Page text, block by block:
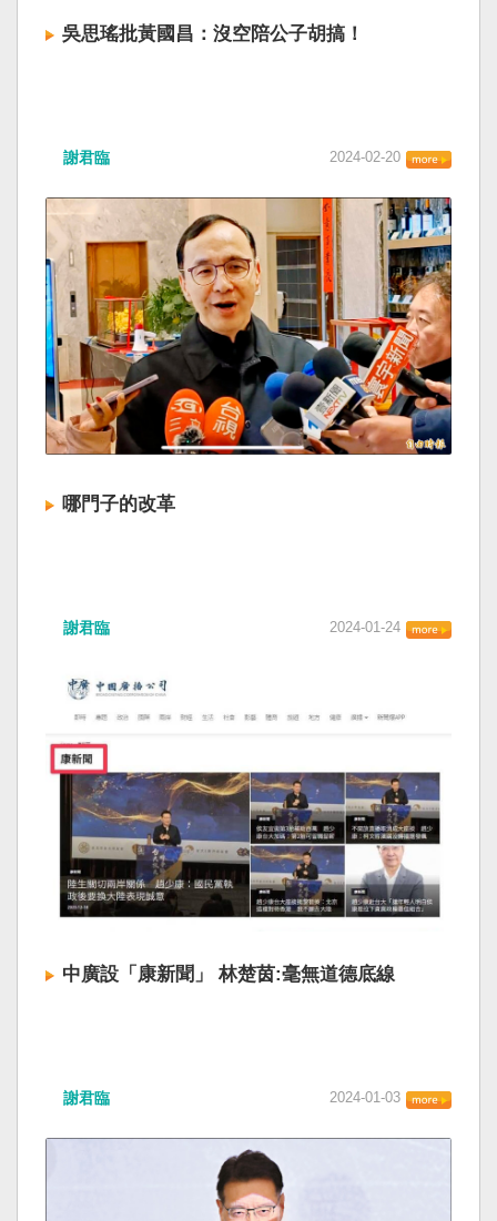
吳思瑤批黃國昌：沒空陪公子胡搞！
謝君臨 2024-02-20
哪門子的改革
謝君臨 2024-01-24
中廣設「康新聞」 林楚茵:毫無道德底線
謝君臨 2024-01-03